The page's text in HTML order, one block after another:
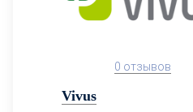
0 отзывов
Vivus